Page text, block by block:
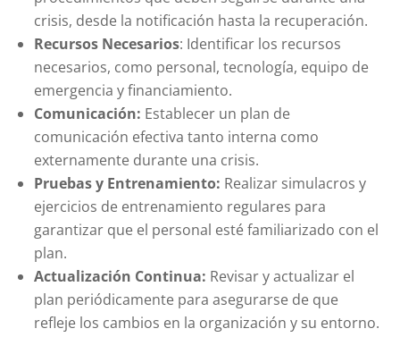
crisis, desde la notificación hasta la recuperación.
Recursos Necesarios: Identificar los recursos
necesarios, como personal, tecnología, equipo de
emergencia y financiamiento.
Comunicación: Establecer un plan de
comunicación efectiva tanto interna como
externamente durante una crisis.
Pruebas y Entrenamiento: Realizar simulacros y
ejercicios de entrenamiento regulares para
garantizar que el personal esté familiarizado con el
plan.
Actualización Continua: Revisar y actualizar el
plan periódicamente para asegurarse de que
refleje los cambios en la organización y su entorno.